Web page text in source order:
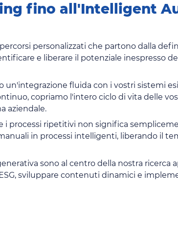
fino all'Intelligent
personalizzati che partono dalla
e liberare il potenziale inespresso
un'integrazione fluida con i vostri sistemi
copriamo l'intero ciclo di vita delle
aziendale.
i processi ripetitivi non significa
in processi intelligenti, liberando il
sono al centro della nostra
sviluppare contenuti dinamici e